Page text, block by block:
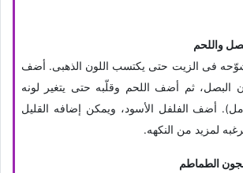
فی الزیت حتى یکتسب اللون الذهبی. أضف
البصل، ثم أضف اللحم وقلّبه حتى یتغیر لونه
أضف الفلفل الأسود، ویمکن إضافه القلیل
لمزید من النکهه.